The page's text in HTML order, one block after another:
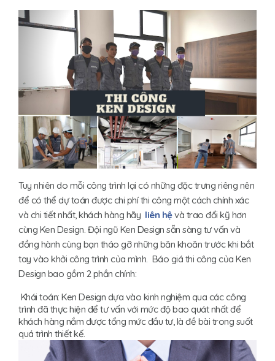
Tuy nhiên do mỗi công trình lại có những đặc trưng riêng nên
để có thể dự toán được chi phí thi công một cách chính xác
và chi tiết nhất, khách hàng hãy liên hệvà trao đổi kỹ hơn
cùng Ken Design. Đội ngũ Ken Design sẵn sàng tư vấn và
đồng hành cùng bạn tháo gỡ những băn khoăn trước khi bắt
tay vào khởi công trình của mình. Báo giá thi công của Ken
Design bao gồm 2 phần chính:
Khái toán: Ken Design dựa vào kinh nghiệm qua các công
trình đã thực hiện để tư vấn với mức độ bao quát nhất để
khách hàng nắm được tổng mức đầu tư, là đề bài trong suốt
quá trình thiết kế.